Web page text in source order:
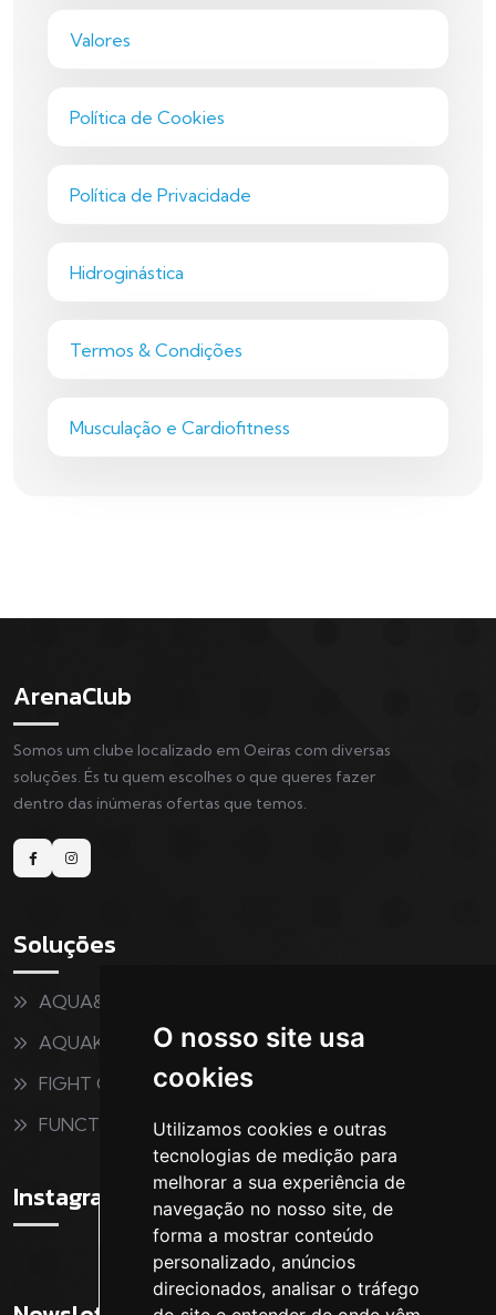
O nosso site usa
cookies
Utilizamos cookies e outras
tecnologias de medição para
melhorar a sua experiência de
navegação no nosso site, de
forma a mostrar conteúdo
personalizado, anúncios
direcionados, analisar o tráfego
Valores
Política de Cookies
Política de Privacidade
Hidroginástica
Termos & Condições
Musculação e Cardiofitness
ArenaClub
Somos um clube localizado em Oeiras com diversas
soluções. És tu quem escolhes o que queres fazer
dentro das inúmeras ofertas que temos.
Soluções
AQUA&FITNESS
AQUAKIDS
FIGHT CLUB
FUNCTIONAL
Instagram